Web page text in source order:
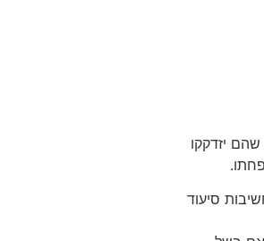
הסיכוי שהם יזדקקו
סיעוד